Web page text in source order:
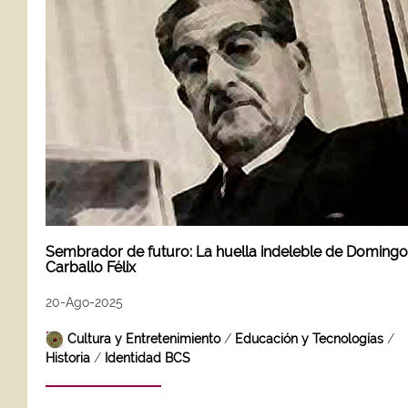
Sembrador de futuro: La huella indeleble de Domingo
Carballo Félix
20-Ago-2025
Cultura y Entretenimiento/ Educación y Tecnologías /
Historia / Identidad BCS